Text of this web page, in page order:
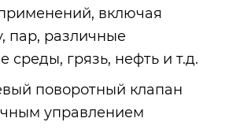
включая
пар, различные
среды, грязь, нефть и т.д.
поворотный клапан
управлением